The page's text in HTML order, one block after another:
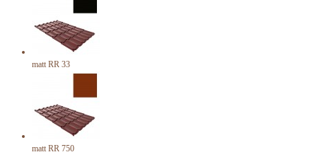
matt RR 33
matt RR 750